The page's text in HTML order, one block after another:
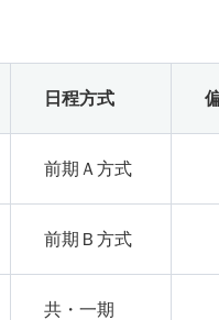
日程方式
前期Ａ方式
前期Ｂ方式
共・一期